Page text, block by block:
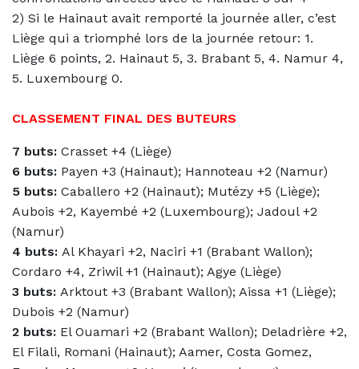
2) Si le Hainaut avait remporté la journée aller, c’est
Liège qui a triomphé lors de la journée retour: 1.
Liège 6 points, 2. Hainaut 5, 3. Brabant 5, 4. Namur 4,
5. Luxembourg 0.
CLASSEMENT FINAL DES BUTEURS
7 buts: Crasset +4 (Liège)
6 buts: Payen +3 (Hainaut); Hannoteau +2 (Namur)
5 buts: Caballero +2 (Hainaut); Mutézy +5 (Liège);
Aubois +2, Kayembé +2 (Luxembourg); Jadoul +2
(Namur)
4 buts: Al Khayari +2, Naciri +1 (Brabant Wallon);
Cordaro +4, Zriwil +1 (Hainaut); Agye (Liège)
3 buts: Arktout +3 (Brabant Wallon); Aissa +1 (Liège);
Dubois +2 (Namur)
2 buts: El Ouamari +2 (Brabant Wallon); Deladrière +2,
El Filali, Romani (Hainaut); Aamer, Costa Gomez,